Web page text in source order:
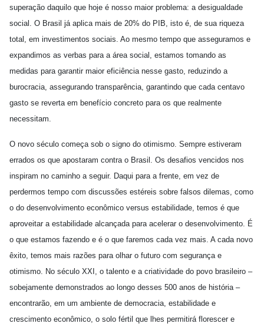
superação daquilo que hoje é nosso maior problema: a desigualdade
social. O Brasil já aplica mais de 20% do PIB, isto é, de sua riqueza
total, em investimentos sociais. Ao mesmo tempo que asseguramos e
expandimos as verbas para a área social, estamos tomando as
medidas para garantir maior eficiência nesse gasto, reduzindo a
burocracia, assegurando transparência, garantindo que cada centavo
gasto se reverta em benefício concreto para os que realmente
necessitam.
O novo século começa sob o signo do otimismo. Sempre estiveram
errados os que apostaram contra o Brasil. Os desafios vencidos nos
inspiram no caminho a seguir. Daqui para a frente, em vez de
perdermos tempo com discussões estéreis sobre falsos dilemas, como
o do desenvolvimento econômico versus estabilidade, temos é que
aproveitar a estabilidade alcançada para acelerar o desenvolvimento. É
o que estamos fazendo e é o que faremos cada vez mais. A cada novo
êxito, temos mais razões para olhar o futuro com segurança e
otimismo. No século XXI, o talento e a criatividade do povo brasileiro –
sobejamente demonstrados ao longo desses 500 anos de história –
encontrarão, em um ambiente de democracia, estabilidade e
crescimento econômico, o solo fértil que lhes permitirá florescer e